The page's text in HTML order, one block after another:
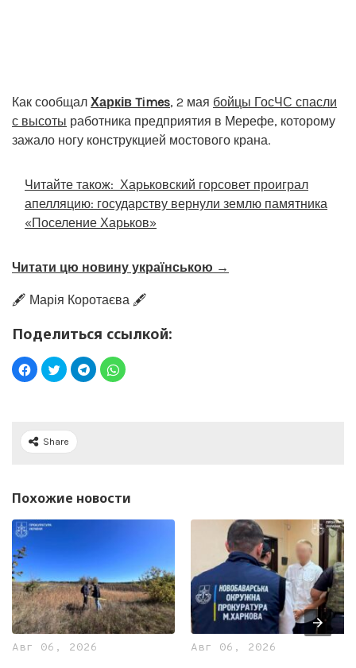
Как сообщал Харків Times, 2 мая бойцы ГосЧС спасли
с высоты работника предприятия в Мерефе, которому
зажало ногу конструкцией мостового крана.
Читайте також: Харьковский горсовет проиграл
апелляцию: государству вернули землю памятника
«Поселение Харьков»
Читати цю новину українською →
🖋️ Марія Коротаєва 🖋️
Поделиться ссылкой:
Share
Похожие новости
Авг 06, 2026 Авг 06, 2026